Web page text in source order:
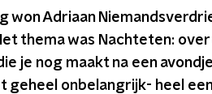
won Adriaan
thema was Nachteten:
je nog maakt na een
geheel onbelangrijk- heel